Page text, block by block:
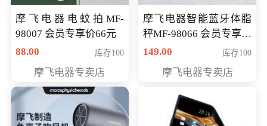
摩飞电器电蚊拍MF-
98007 会员专享价66元
88.00
库存100
摩飞电器专卖店
摩飞电器智能蓝牙体脂
秤MF-98066 会员专享价
98元
149.00 库存100
摩飞电器专卖店